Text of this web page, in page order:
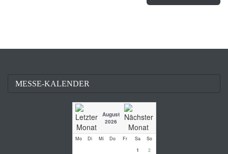
MESSE-KALENDER
August
2026
Mo Di Mi Do Fr Sa
So
1
2